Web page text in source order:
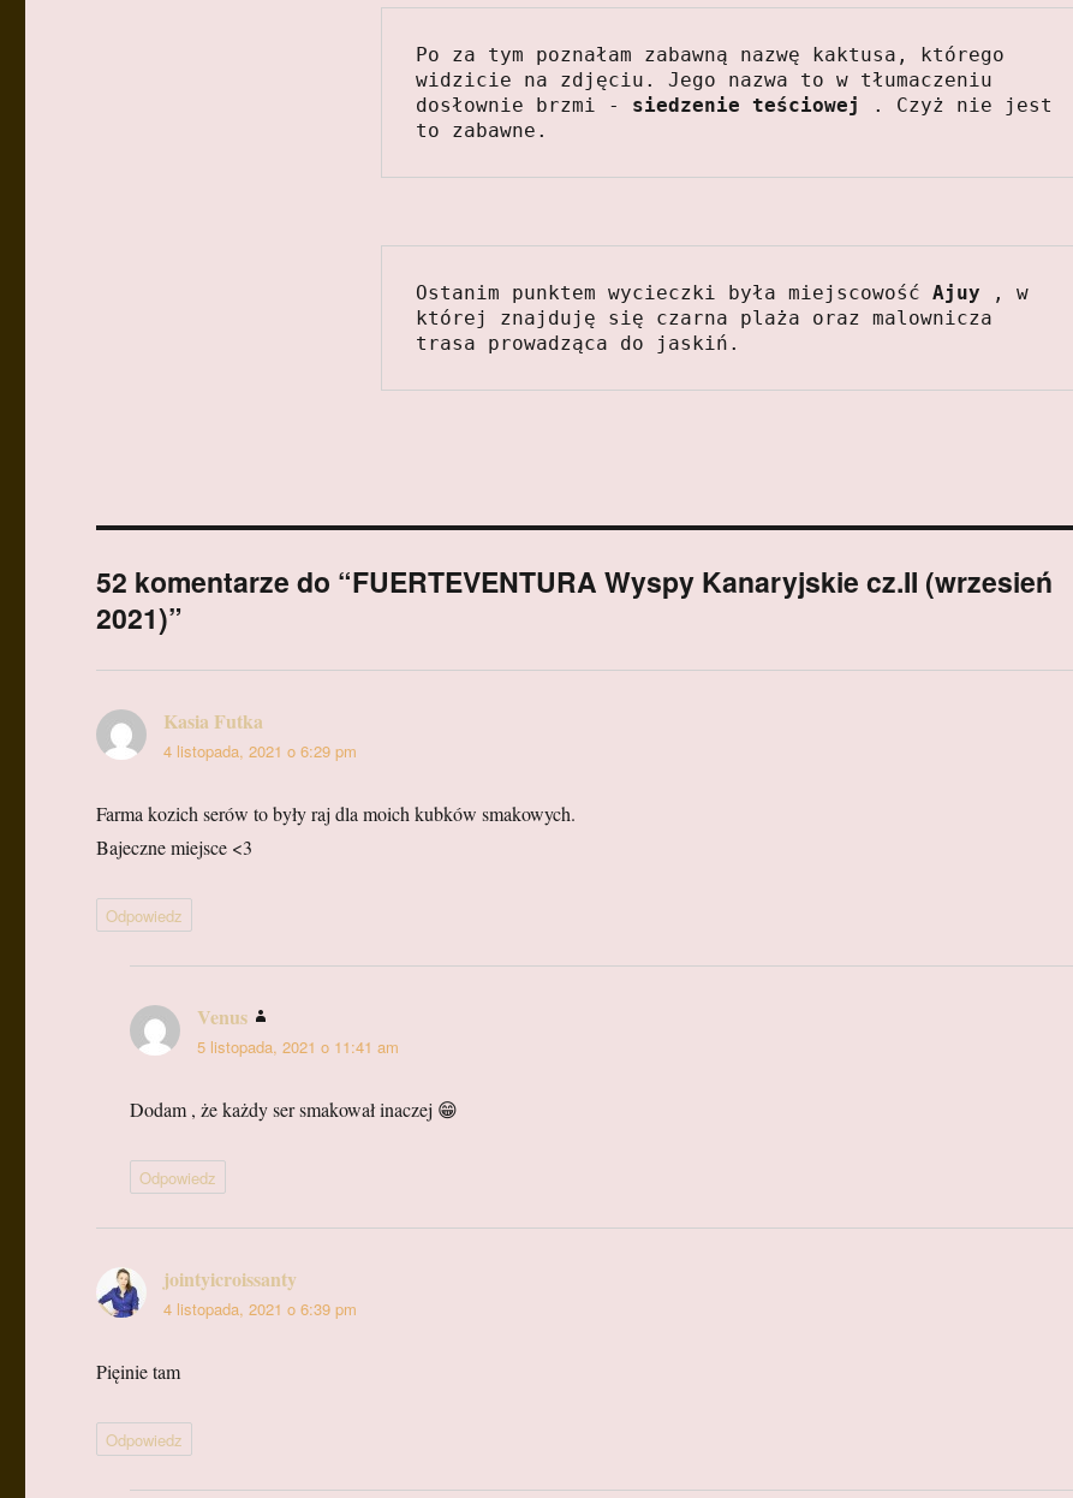
Po za tym poznałam zabawną nazwę kaktusa, którego
widzicie na zdjęciu. Jego nazwa to w tłumaczeniu
dosłownie brzmi - siedzenie teściowej
. Czyż nie jest
to zabawne.
Ostanim punktem wycieczki była miejscowość Ajuy , w
której znajduję się czarna plaża oraz malownicza
trasa prowadząca do jaskiń.
52 komentarze do “FUERTEVENTURA Wyspy Kanaryjskie cz.II (wrzesień
2021)”
Kasia Futka
4 listopada, 2021 o 6:29 pm
Farma kozich serów to były raj dla moich kubków smakowych.
Bajeczne miejsce <3
Odpowiedz
Venus
5 listopada, 2021 o 11:41 am
Dodam , że każdy ser smakował inaczej 😁
Odpowiedz
jointyicroissanty
4 listopada, 2021 o 6:39 pm
Pięinie tam
Odpowiedz